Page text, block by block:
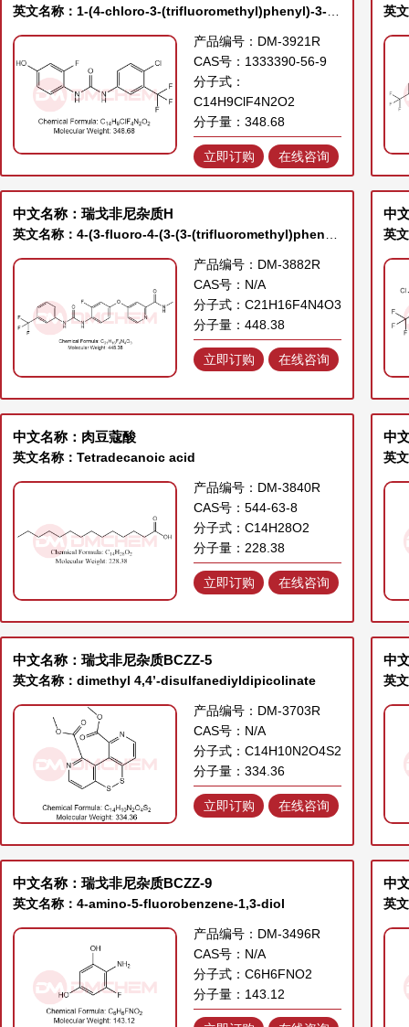
英文名称：1-(4-chloro-3-(trifluoromethyl)phenyl)-3-(2-fluoro-4-hydroxyphenyl)urea
产品编号：DM-3921R
CAS号：1333390-56-9
分子式：
C14H9ClF4N2O2
分子量：348.68
立即订购 在线咨询
中文名称：瑞戈非尼杂质H
英文名称：4-(3-fluoro-4-(3-(3-(trifluoromethyl)phenyl)ureido)phenoxy)-N-methylpicolinamide
产品编号：DM-3882R
CAS号：N/A
分子式：C21H16F4N4O3
分子量：448.38
立即订购 在线咨询
中
中文名称：肉豆蔻酸
英文名称：Tetradecanoic acid
产品编号：DM-3840R
CAS号：544-63-8
分子式：C14H28O2
分子量：228.38
立即订购 在线咨询
中
英
中文名称：瑞戈非尼杂质BCZZ-5
英文名称：dimethyl 4,4’-disulfanediyldipicolinate
产品编号：DM-3703R
CAS号：N/A
分子式：C14H10N2O4S2
分子量：334.36
立即订购 在线咨询
中
英
中文名称：瑞戈非尼杂质BCZZ-9
英文名称：4-amino-5-fluorobenzene-1,3-diol
产品编号：DM-3496R
CAS号：N/A
分子式：C6H6FNO2
分子量：143.12
中